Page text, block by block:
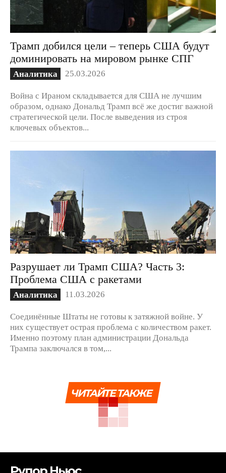
Трамп добился цели – теперь США будут
доминировать на мировом рынке СПГ
Аналитика 25.03.2026
Война с Ираном складывается для США не лучшим
образом, однако Дональд Трамп всё же достиг важной
стратегической цели. После выведения из строя
ключевых объектов...
Разрушает ли Трамп США? Часть 3:
Проблема США с ракетами
Аналитика 11.03.2026
Соединённые Штаты не готовы к затяжной войне. У
них существует острая проблема с количеством ракет.
Именно поэтому план администрации Дональда
Трампа заключался в том,...
ЧИТАЙТЕ ТАКЖЕ